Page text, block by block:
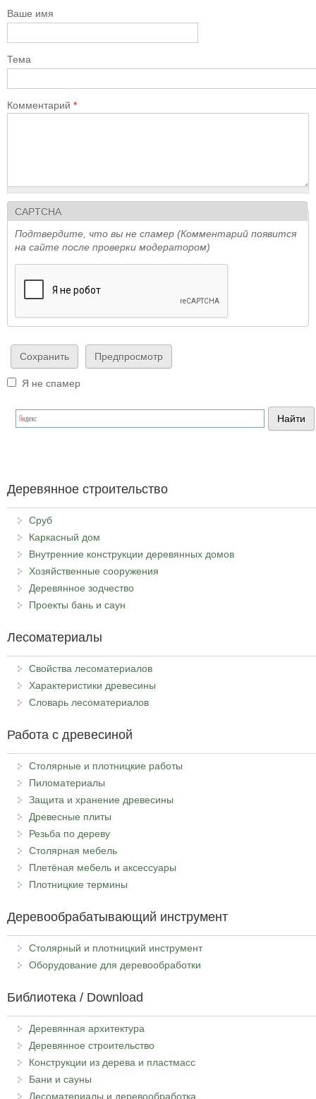
Ваше имя
Тема
Комментарий *
CAPTCHA
Подтвердите, что вы не спамер (Комментарий появится
на сайте после проверки модератором)
Я не спамер
Я спамер
Деревянное строительство
Сруб
Каркасный дом
Внутренние конструкции деревянных домов
Хозяйственные сооружения
Деревянное зодчество
Проекты бань и саун
Лесоматериалы
Свойства лесоматериалов
Характеристики древесины
Словарь лесоматериалов
Работа с древесиной
Столярные и плотницкие работы
Пиломатериалы
Защита и хранение древесины
Древесные плиты
Резьба по дереву
Столярная мебель
Плетёная мебель и аксессуары
Плотницкие термины
Деревообрабатывающий инструмент
Столярный и плотницкий инструмент
Оборудование для деревообработки
Библиотека / Download
Деревянная архитектура
Деревянное строительство
Конструкции из дерева и пластмасс
Бани и сауны
Лесоматериалы и деревообработка